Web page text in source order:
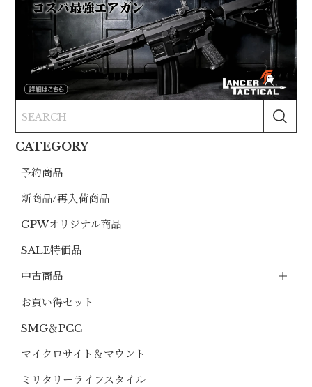
CATEGORY
予約商品
新商品/再入荷商品
GPWオリジナル商品
SALE特価品
中古商品
お買い得セット
SMG＆PCC
マイクロサイト＆マウント
ミリタリーライフスタイル